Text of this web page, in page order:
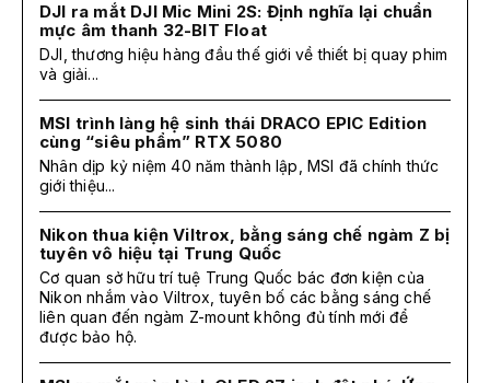
DJI ra mắt DJI Mic Mini 2S: Định nghĩa lại chuẩn
mực âm thanh 32-BIT Float
DJI, thương hiệu hàng đầu thế giới về thiết bị quay phim
và giải...
MSI trình làng hệ sinh thái DRACO EPIC Edition
cùng “siêu phẩm” RTX 5080
Nhân dịp kỷ niệm 40 năm thành lập, MSI đã chính thức
giới thiệu...
Nikon thua kiện Viltrox, bằng sáng chế ngàm Z bị
tuyên vô hiệu tại Trung Quốc
Cơ quan sở hữu trí tuệ Trung Quốc bác đơn kiện của
Nikon nhắm vào Viltrox, tuyên bố các bằng sáng chế
liên quan đến ngàm Z-mount không đủ tính mới để
được bảo hộ.